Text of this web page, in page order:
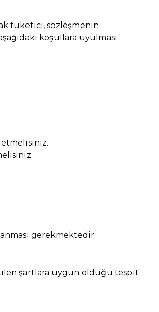
tüketici, sözleşmenin
koşullara uyulması
gerekmektedir.
şartlara uygun olduğu tespit